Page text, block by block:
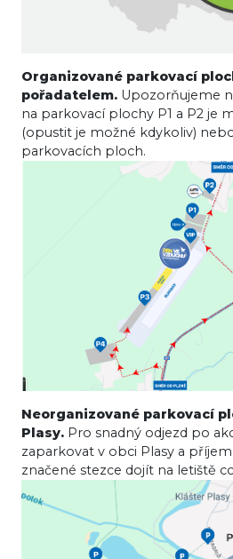
Organizované parkovací
pořadatelem. Upozorňujeme
na parkovací plochy P1 a P2 je
(opustit je možné kdykoliv)
parkovacích ploch.
Neorganizované parkovací
Plasy. Pro snadný odjezd po
zaparkovat v obci Plasy a
značené stezce dojít na letiště